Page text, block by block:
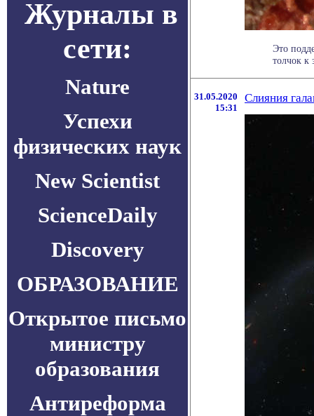
Журналы в
сети:
Nature
Успехи
физических наук
New Scientist
ScienceDaily
Discovery
ОБРАЗОВАНИЕ
Открытое письмо
министру
образования
Антиреформа
Это
толчок
31.05.2020
15:31
Слияния